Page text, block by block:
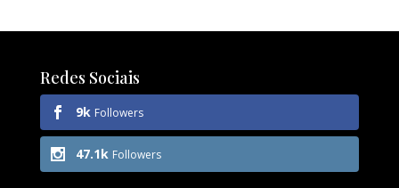
Redes Sociais
9k Followers
47.1k Followers